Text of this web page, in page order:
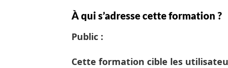
À qui s’adresse cette formation ?
Public :
Cette formation cible les